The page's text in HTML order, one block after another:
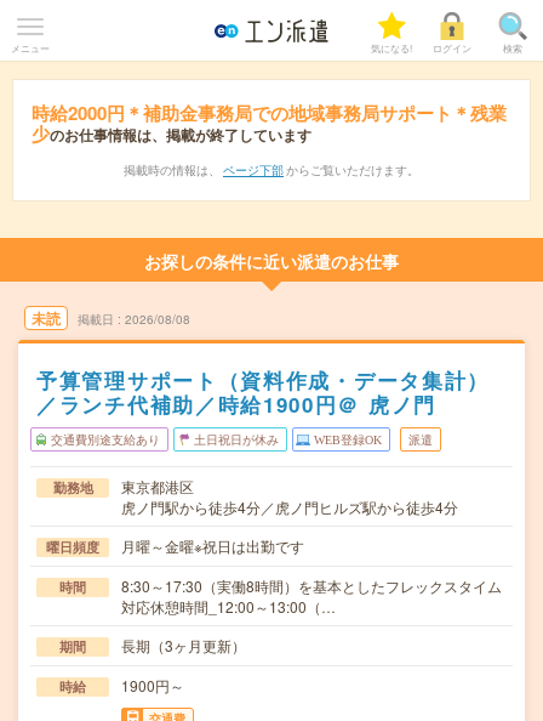
メニュー 気になる! ログイン 検索
時給2000円＊補助金事務局での地域事務局サポート＊残業
少のお仕事情報は、掲載が終了しています
掲載時の情報は、 ページ下部 からご覧いただけます。
お探しの条件に近い派遣のお仕事
未読 掲載日 2026/08/08
予算管理サポート（資料作成・データ集計）
／ランチ代補助／時給1900円＠ 虎ノ門
交通費別途支給あり 土日祝日が休み WEB登録OK 派遣
勤務地
東京都港区
虎ノ門駅から徒歩4分／虎ノ門ヒルズ駅から徒歩4分
曜日頻度 月曜～金曜※祝日は出勤です
時間
8:30～17:30（実働8時間）を基本としたフレックスタイム
対応休憩時間_12:00～13:00（…
期間 長期（3ヶ月更新）
時給 1900円～